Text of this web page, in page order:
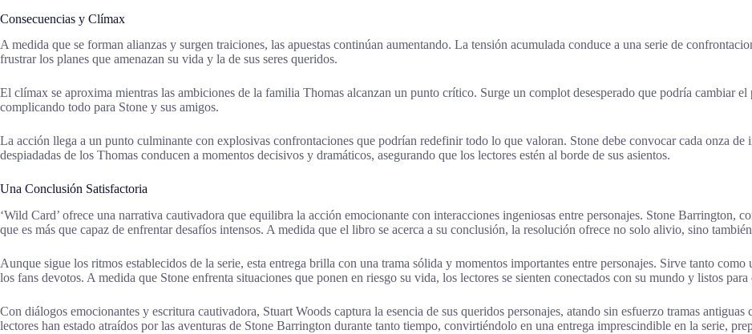
Consecuencias y Clímax
A medida que se forman alianzas y surgen traiciones, las apuestas continúan aumentando. La tensión acumulada conduce a una serie de
frustrar los planes que amenazan su vida y la de sus seres queridos.
El clímax se aproxima mientras las ambiciones de la familia Thomas alcanzan un punto crítico. Surge un complot desesperado que podría cambiar
complicando todo para Stone y sus amigos.
La acción llega a un punto culminante con explosivas confrontaciones que podrían redefinir todo lo que valoran. Stone debe convocar cada onza
despiadadas de los Thomas conducen a momentos decisivos y dramáticos, asegurando que los lectores estén al borde de sus asientos.
Una Conclusión Satisfactoria
‘Wild Card’ ofrece una narrativa cautivadora que equilibra la acción emocionante con interacciones ingeniosas entre personajes. Stone Barrington,
que es más que capaz de enfrentar desafíos intensos. A medida que el libro se acerca a su conclusión, la resolución ofrece no solo alivio, sino
Aunque sigue los ritmos establecidos de la serie, esta entrega brilla con una trama sólida y momentos importantes entre personajes. Sirve tanto
los fans devotos. A medida que Stone enfrenta situaciones que ponen en riesgo su vida, los lectores se sienten conectados con su mundo y listos
Con diálogos emocionantes y escritura cautivadora, Stuart Woods captura la esencia de sus queridos personajes, atando sin esfuerzo tramas
lectores han estado atraídos por las aventuras de Stone Barrington durante tanto tiempo, convirtiéndolo en una entrega imprescindible en la serie,